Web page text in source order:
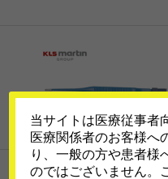
当サイトは医療従事者
医療関係者のお客様へ
り、一般の方や患者様
のではございません。